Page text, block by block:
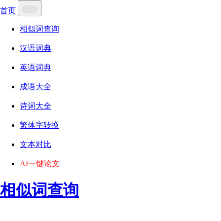
首页
相似词查询
汉语词典
英语词典
成语大全
诗词大全
繁体字转换
文本对比
AI一键论文
相似词查询